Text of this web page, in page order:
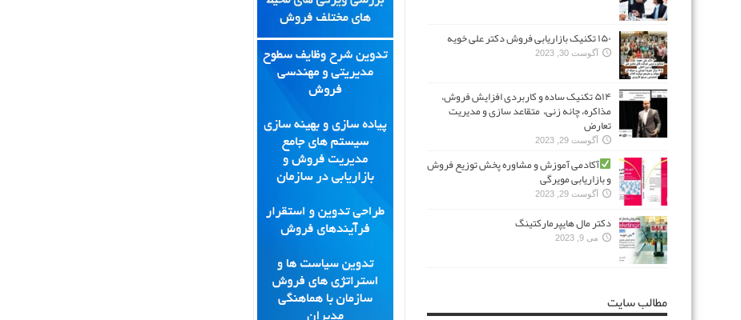
۱۵۰ تکنیک بازاریابی فروش دکتر علی خویه
آگوست 30, 2023
۵۱۴ تکنیک ساده و کاربردی افزایش فروش،
مذاکره، چانه زنی، متقاعد سازی و مدیریت
تعارض
آگوست 29, 2023
آکادمی آموزش و مشاوره پخش توزیع فروش
و بازاریابی مویرگی
آگوست 29, 2023
دکتر مال هایپرمارکتینگ
می 9, 2023
مطالب سایت